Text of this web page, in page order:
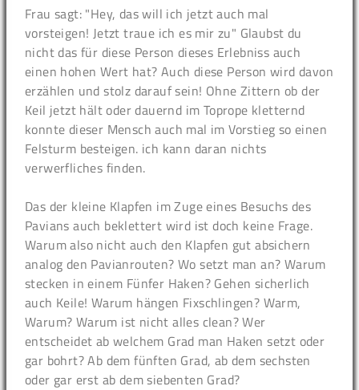
Frau sagt: "Hey, das will ich jetzt auch mal
vorsteigen! Jetzt traue ich es mir zu" Glaubst du
nicht das für diese Person dieses Erlebniss auch
einen hohen Wert hat? Auch diese Person wird davon
erzählen und stolz darauf sein! Ohne Zittern ob der
Keil jetzt hält oder dauernd im Toprope kletternd
konnte dieser Mensch auch mal im Vorstieg so einen
Felsturm besteigen. ich kann daran nichts
verwerfliches finden.
Das der kleine Klapfen im Zuge eines Besuchs des
Pavians auch beklettert wird ist doch keine Frage.
Warum also nicht auch den Klapfen gut absichern
analog den Pavianrouten? Wo setzt man an? Warum
stecken in einem Fünfer Haken? Gehen sicherlich
auch Keile! Warum hängen Fixschlingen? Warm,
Warum? Warum ist nicht alles clean? Wer
entscheidet ab welchem Grad man Haken setzt oder
gar bohrt? Ab dem fünften Grad, ab dem sechsten
oder gar erst ab dem siebenten Grad?